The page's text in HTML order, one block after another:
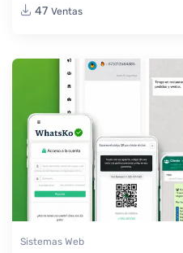
47 Ventas
Sistemas Web